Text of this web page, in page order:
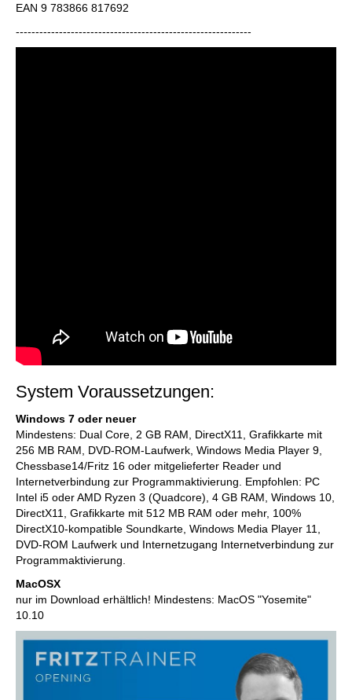
EAN 9 783866 817692
------------------------------------------------------------
System Voraussetzungen:
Windows 7 oder neuer
Mindestens: Dual Core, 2 GB RAM, DirectX11, Grafikkarte mit
256 MB RAM, DVD-ROM-Laufwerk, Windows Media Player 9,
Chessbase14/Fritz 16 oder mitgelieferter Reader und
Internetverbindung zur Programmaktivierung. Empfohlen: PC
Intel i5 oder AMD Ryzen 3 (Quadcore), 4 GB RAM, Windows 10,
DirectX11, Grafikkarte mit 512 MB RAM oder mehr, 100%
DirectX10-kompatible Soundkarte, Windows Media Player 11,
DVD-ROM Laufwerk und Internetzugang Internetverbindung zur
Programmaktivierung.
MacOSX
nur im Download erhältlich! Mindestens: MacOS "Yosemite"
10.10